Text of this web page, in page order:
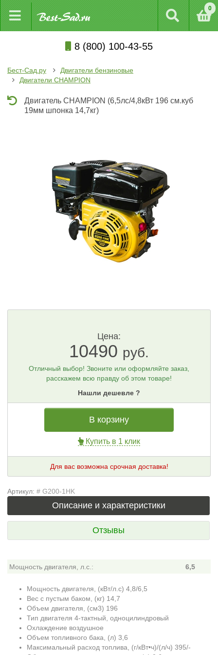
0
8 (800) 100-43-55
Бест-Сад.ру
Двигатели бензиновые
Двигатели CHAMPION
Двигатель CHAMPION (6,5лс/4,8кВт 196 см.куб
19мм шпонка 14,7кг)
Цена:
10490 руб.
Отличный выбор! Звоните или оформляйте заказ,
расскажем всю правду об этом товаре!
Нашли дешевле ?
В корзину
Купить в 1 клик
Для вас возможна срочная доставка!
Артикул: # G200-1HK
Описание и характеристики
Отзывы
Мощность двигателя, л.с.: 6,5
Мощность двигателя, (кВт/л.с) 4,8/6,5
Вес с пустым баком, (кг) 14,7
Объем двигателя, (см3) 196
Тип двигателя 4-тактный, одноцилиндровый
Охлаждение воздушное
Объем топливного бака, (л) 3,6
Максимальный расход топлива, (г/кВт•ч)/(л/ч) 395/-